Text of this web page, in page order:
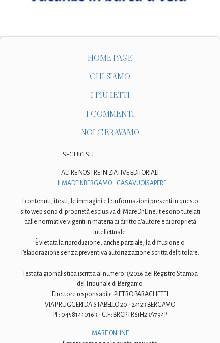
HOME PAGE
CHI SIAMO
I PIÙ LETTI
I COMMENTI
NOI C'ERAVAMO
SEGUICI SU
ALTRE NOSTRE INIZIATIVE EDITORIALI
ILMADEINBERGAMO
CASAVUOISAPERE
I contenuti, i testi, le immagini e le informazioni presenti in questo
sito web sono di proprietà esclusiva di MareOnLine.it e sono tutelati
dalle normative vigenti in materia di diritto d'autore e di proprietà
intellettuale.
È vietata la riproduzione, anche parziale, la diffusione o
l'elaborazione senza preventiva autorizzazione scritta del titolare.
Testata giornalistica iscritta al numero 3/2026 del Registro Stampa
del Tribunale di Bergamo.
Direttore responsabile: PIETRO BARACHETTI
VIA P. RUGGERI DA STABELLO 20 - 24123 BERGAMO
P.I.: 04581440163 - C.F.: BRCPTR61H23A794P
MARE ONLINE